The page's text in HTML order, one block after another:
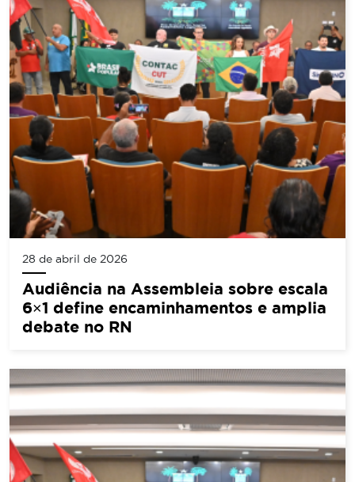
28 de abril de 2026
Audiência na Assembleia sobre escala
6×1 define encaminhamentos e amplia
debate no RN